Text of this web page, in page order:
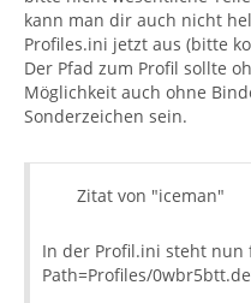
kann man dir auch nicht
Profiles.ini jetzt aus (bitte
Der Pfad zum Profil sollte
Möglichkeit auch ohne
Sonderzeichen sein.
Zitat von "iceman"
In der Profil.ini steht nun
Path=Profiles/